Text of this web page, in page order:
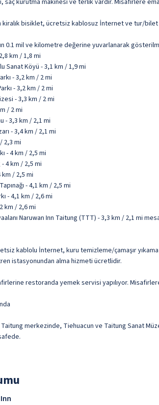
saç kurutma makinesi ve terlik vardır. Misafirlere
kiralık bisiklet, ücretsiz kablosuz İnternet ve tur/bilet
0.1 mil ve kilometre değerine yuvarlanarak
km / 1,8 mi
Sanat Köyü - 3,1 km / 1,9 mi
- 3,2 km / 2 mi
- 3,2 km / 2 mi
- 3,3 km / 2 mi
/ 2 mi
- 3,3 km / 2,1 mi
- 3,4 km / 2,1 mi
2,3 mi
- 4 km / 2,5 mi
4 km / 2,5 mi
/ 2,5 mi
- 4,1 km / 2,5 mi
- 4,1 km / 2,6 mi
km / 2,6 mi
Naruwan Inn Taitung (TTT) - 3,3 km / 2,1 mi
kablolu İnternet, kuru temizleme/çamaşır
istasyonundan alma hizmeti ücretlidir.
restoranda yemek servisi yapılıyor.
merkezinde, Tiehuacun ve Taitung Sanat